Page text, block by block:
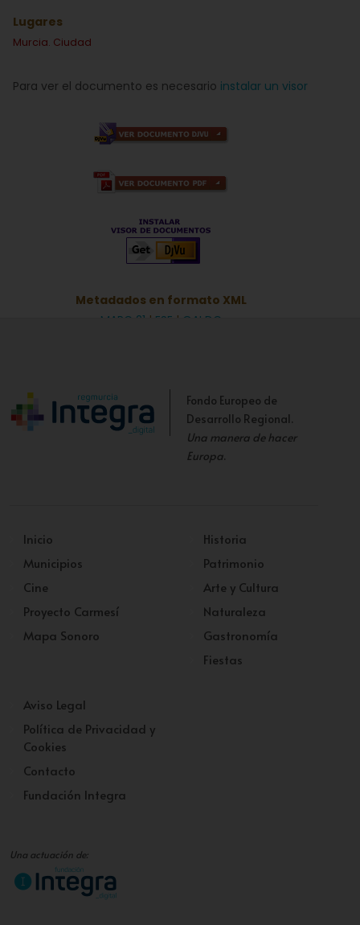
Para ver el documento es necesario instalar un visor
Metadados en formato XML
MARC 21 | ESE | OAI DC
Lugares
Murcia. Ciudad
Fondo Europeo de
Desarrollo Regional.
Una manera de hacer
Europa.
Inicio
Municipios
Cine
Proyecto Carmesí
Mapa Sonoro
Historia
Patrimonio
Arte y Cultura
Naturaleza
Gastronomía
Fiestas
Aviso Legal
Política de Privacidad y
Cookies
Contacto
Fundación Integra
Una actuación de: